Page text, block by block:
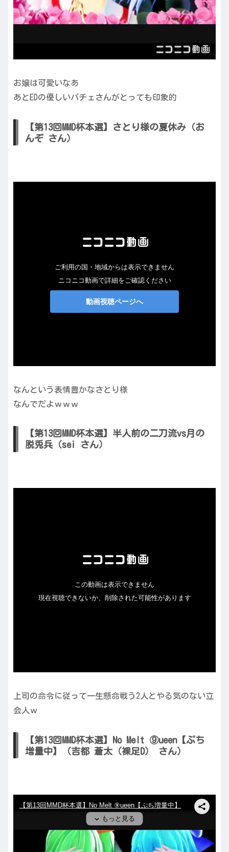
お嬢は可愛いなあ
あとEDの優しいパチェさんがとっても印象的
【第13回MMD杯本選】さとり様の夏休み（お
んぞ さん）
なんという表情豊かなさとり様
なんでだよｗｗｗ
【第13回MMD杯本選】半人前の二刀流vs月の
脱兎兵（sei さん）
上司の命令に従って一生懸命戦う2人とやる気のない立
会人ｗ
【第13回MMD杯本選】No Melt ⑨ueen【ぷち
増量中】（吉都 蒼太（裸足D） さん）